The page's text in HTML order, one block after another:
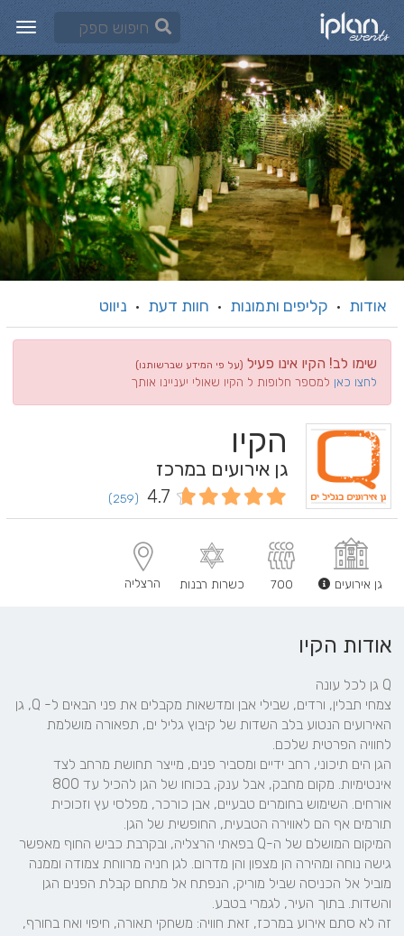
אודות · קליפים ותמונות · חוות דעת · ניווט
שימו לב! הקיו אינו פעיל (על פי המידע שברשותנו)
לחצו כאן למספר חלופות ל הקיו שאולי יעניינו אותך
הקיו
גן אירועים במרכז
4.7
(259)
גן אירועים 700 כשרות רבנות הרצליה
אודות הקיו